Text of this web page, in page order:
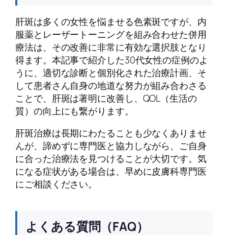
肝斑は多くの女性を悩ませる色素斑ですが、内
服薬とレーザートーニングを組み合わせた併用
療法は、その改善に非常に有効な選択肢となり
得ます。本記事で紹介した30代女性の症例のよ
うに、適切な診断と個別化された治療計画、そ
して患者さん自身の地道な努力が組み合わさる
ことで、肝斑は著明に改善し、QOL（生活の
質）の向上にも繋がります。
肝斑治療は長期にわたることも少なくありませ
んが、諦めずに専門医と協力しながら、ご自身
に合った治療法を見つけることが大切です。気
になる症状がある場合は、早めに皮膚科専門医
にご相談ください。
よくある質問（FAQ）